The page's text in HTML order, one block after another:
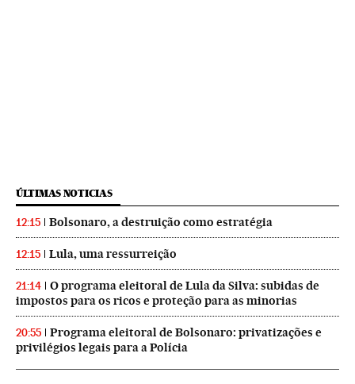
ÚLTIMAS NOTICIAS
12:15 Bolsonaro, a destruição como estratégia
12:15 Lula, uma ressurreição
21:14
O programa eleitoral de Lula da Silva: subidas de
impostos para os ricos e proteção para as minorias
20:55
Programa eleitoral de Bolsonaro: privatizações e
privilégios legais para a Polícia